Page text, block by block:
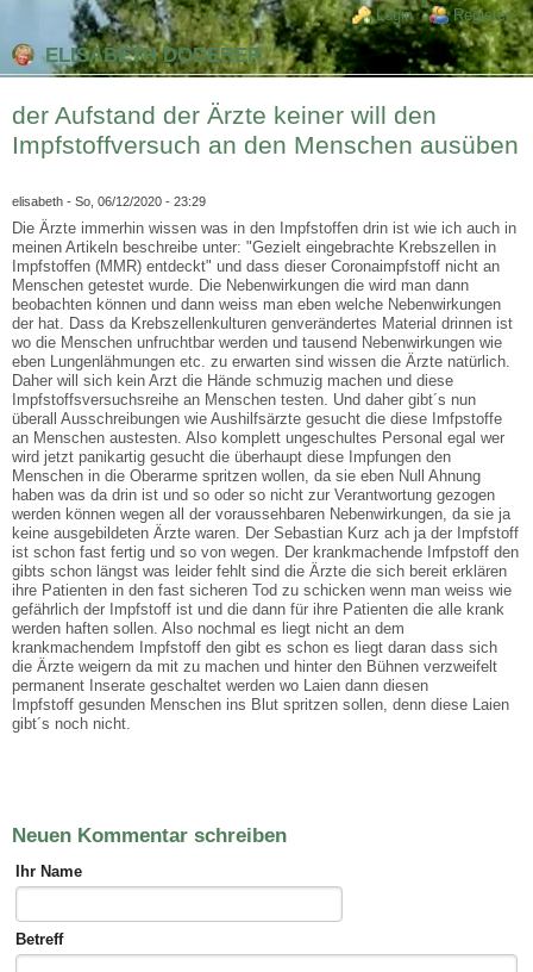
Login links
Login Register
ELISABETH DODERER
der Aufstand der Ärzte keiner will den
Impfstoffversuch an den Menschen ausüben
elisabeth - So, 06/12/2020 - 23:29
Die Ärzte immerhin wissen was in den Impfstoffen drin ist wie ich auch in
meinen Artikeln beschreibe unter: "Gezielt eingebrachte Krebszellen in
Impfstoffen (MMR) entdeckt" und dass dieser Coronaimpfstoff nicht an
Menschen getestet wurde. Die Nebenwirkungen die wird man dann
beobachten können und dann weiss man eben welche Nebenwirkungen
der hat. Dass da Krebszellenkulturen genverändertes Material drinnen ist
wo die Menschen unfruchtbar werden und tausend Nebenwirkungen wie
eben Lungenlähmungen etc. zu erwarten sind wissen die Ärzte natürlich.
Daher will sich kein Arzt die Hände schmuzig machen und diese
Impfstoffsversuchsreihe an Menschen testen. Und daher gibt´s nun
überall Ausschreibungen wie Aushilfsärzte gesucht die diese Imfpstoffe
an Menschen austesten. Also komplett ungeschultes Personal egal wer
wird jetzt panikartig gesucht die überhaupt diese Impfungen den
Menschen in die Oberarme spritzen wollen, da sie eben Null Ahnung
haben was da drin ist und so oder so nicht zur Verantwortung gezogen
werden können wegen all der voraussehbaren Nebenwirkungen, da sie ja
keine ausgebildeten Ärzte waren. Der Sebastian Kurz ach ja der Impfstoff
ist schon fast fertig und so von wegen. Der krankmachende Imfpstoff den
gibts schon längst was leider fehlt sind die Ärzte die sich bereit erklären
ihre Patienten in den fast sicheren Tod zu schicken wenn man weiss wie
gefährlich der Impfstoff ist und die dann für ihre Patienten die alle krank
werden haften sollen. Also nochmal es liegt nicht an dem
krankmachendem Impfstoff den gibt es schon es liegt daran dass sich
die Ärzte weigern da mit zu machen und hinter den Bühnen verzweifelt
permanent Inserate geschaltet werden wo Laien dann diesen
Impfstoff gesunden Menschen ins Blut spritzen sollen, denn diese Laien
gibt´s noch nicht.
Neuen Kommentar schreiben
Ihr Name
Betreff